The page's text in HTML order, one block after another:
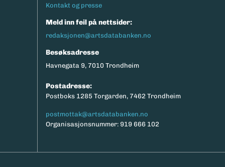
Kontakt og presse
Meld inn feil på nettsider:
redaksjonen@artsdatabanken.no
Besøksadresse
Havnegata 9, 7010 Trondheim
Postadresse:
Postboks 1285 Torgarden, 7462 Trondheim
postmottak@artsdatabanken.no
Organisasjonsnummer: 919 666 102